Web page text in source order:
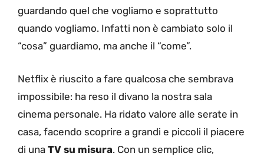
guardando quel che vogliamo e soprattutto
quando vogliamo. Infatti non è cambiato solo il
“cosa” guardiamo, ma anche il “come”.
Netflix è riuscito a fare qualcosa che sembrava
impossibile: ha reso il divano la nostra sala
cinema personale. Ha ridato valore alle serate in
casa, facendo scoprire a grandi e piccoli il piacere
di una TV su misura. Con un semplice clic,